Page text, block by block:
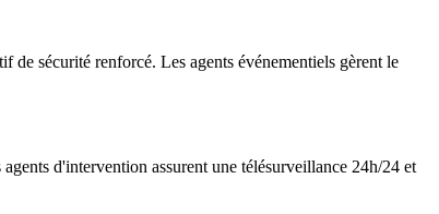
de sécurité renforcé. Les agents événementiels gèrent le
d'intervention assurent une télésurveillance 24h/24 et